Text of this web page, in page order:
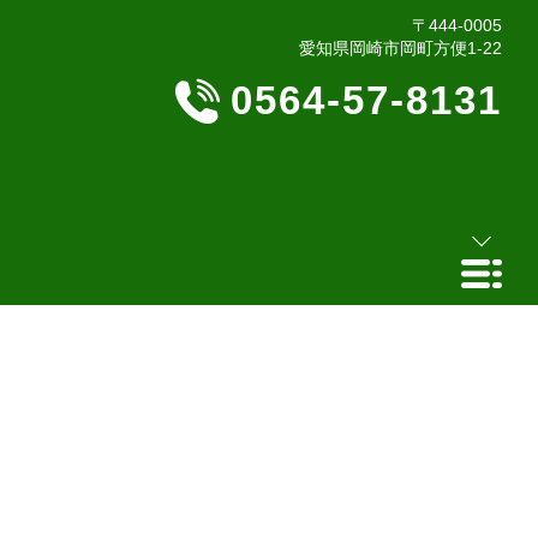
〒444-0005
愛知県岡崎市岡町方便1-22
0564-57-8131